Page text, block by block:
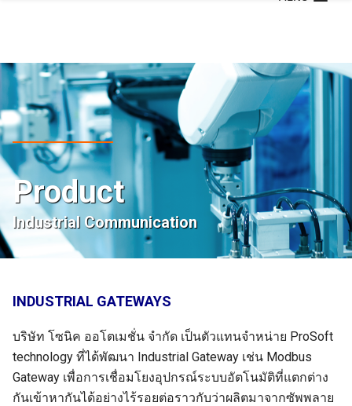
Product
Industrial Communication
INDUSTRIAL GATEWAYS
บริษัท โซนิค ออโตเมชั่น จำกัด เป็นตัวแทนจำหน่าย ProSoft
technology ที่ได้พัฒนา Industrial Gateway เช่น Modbus
Gateway เพื่อการเชื่อมโยงอุปกรณ์ระบบอัตโนมัติที่แตกต่าง
กันเข้าหากันได้อย่างไร้รอยต่อราวกับว่าผลิตมาจากซัพพลาย